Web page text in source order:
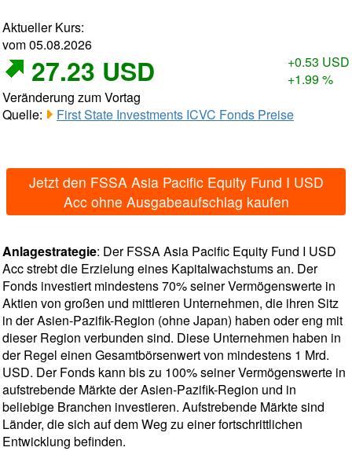
Aktueller Kurs:
vom 05.08.2026
27.23 USD
+0.53 USD
+1.99 %
Veränderung zum Vortag
Quelle:
First State Investments ICVC Fonds Preise
Jetzt den FSSA Asia Pacific Equity Fund I USD
Acc ohne Ausgabeaufschlag kaufen
Anlagestrategie: Der FSSA Asia Pacific Equity Fund I USD
Acc strebt die Erzielung eines Kapitalwachstums an. Der
Fonds investiert mindestens 70% seiner Vermögenswerte in
Aktien von großen und mittleren Unternehmen, die ihren Sitz
in der Asien-Pazifik-Region (ohne Japan) haben oder eng mit
dieser Region verbunden sind. Diese Unternehmen haben in
der Regel einen Gesamtbörsenwert von mindestens 1 Mrd.
USD. Der Fonds kann bis zu 100% seiner Vermögenswerte in
aufstrebende Märkte der Asien-Pazifik-Region und in
beliebige Branchen investieren. Aufstrebende Märkte sind
Länder, die sich auf dem Weg zu einer fortschrittlichen
Entwicklung befinden.